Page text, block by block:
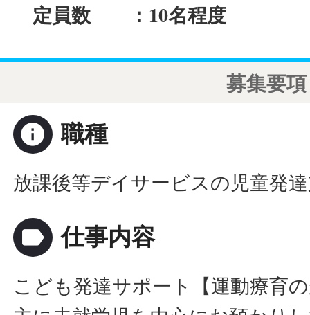
定員数 ：10名程度
募集要項
info 職種
放課後等デイサービスの児童発
label 仕事内容
こども発達サポート【運動療育